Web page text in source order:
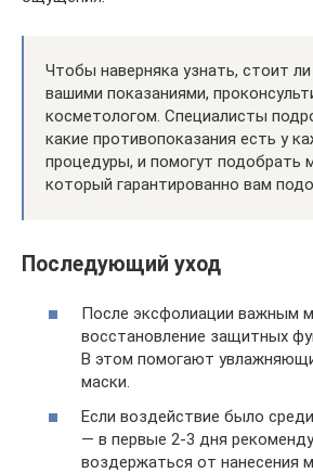
Чтобы наверняка узнать, стоит
вашими показаниями,
косметологом. Специалисты
какие противопоказания есть у
процедуры, и помогут подобрать
который гарантированно вам
Последующий уход
После эксфолиации важным
восстановление защитных
В этом помогают
маски.
Если воздействие было
— в первые 2-3 дня
воздержаться от нанесения